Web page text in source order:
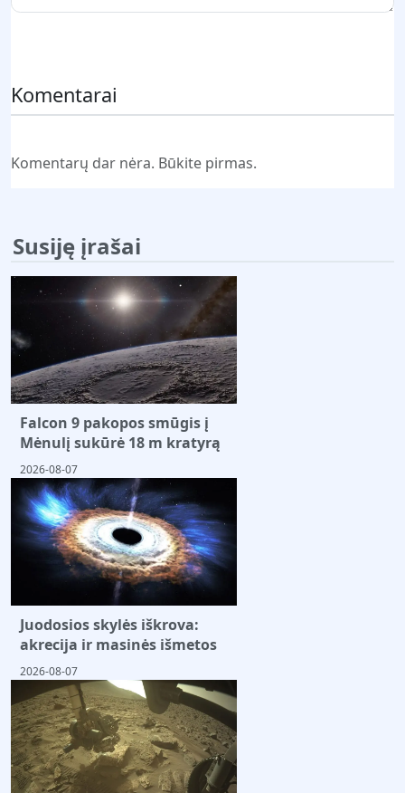
Komentarai
Komentarų dar nėra. Būkite pirmas.
Susiję įrašai
Falcon 9 pakopos smūgis į
Mėnulį sukūrė 18 m kratyrą
2026-08-07
Juodosios skylės iškrova:
akrecija ir masinės išmetos
2026-08-07